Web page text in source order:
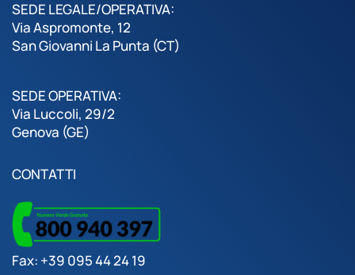
SEDE LEGALE/OPERATIVA:
Via Aspromonte, 12
San Giovanni La Punta (CT)
SEDE OPERATIVA:
Via Luccoli, 29/2
Genova (GE)
CONTATTI
Fax: +39 095 44 24 19